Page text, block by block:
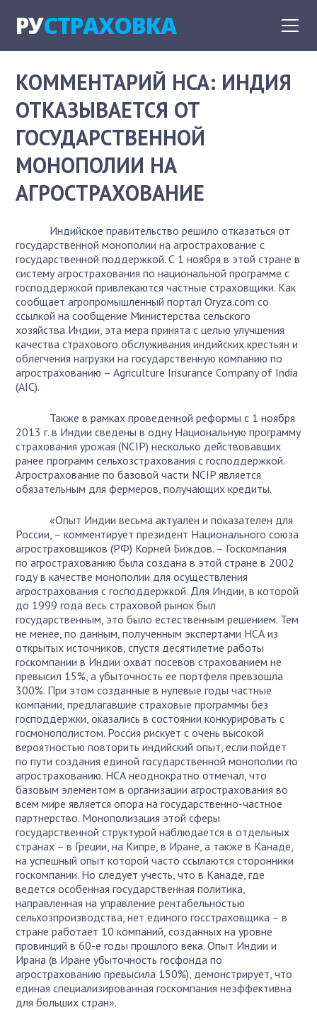
РУСТРАХОВКА
КОММЕНТАРИЙ НСА: ИНДИЯ
ОТКАЗЫВАЕТСЯ ОТ
ГОСУДАРСТВЕННОЙ
МОНОПОЛИИ НА
АГРОСТРАХОВАНИЕ
Индийское правительство решило отказаться от
государственной монополии на агрострахование с
государственной поддержкой. С 1 ноября в этой стране в
систему агрострахования по национальной программе с
господдержкой привлекаются частные страховщики. Как
сообщает агропромышленный портал Oryza.com со
ссылкой на сообщение Министерства сельского
хозяйства Индии, эта мера принята с целью улучшения
качества страхового обслуживания индийских крестьян и
облегчения нагрузки на государственную компанию по
агрострахованию – Agriculture Insurance Company of India
(AIC).
Также в рамках проведенной реформы с 1 ноября
2013 г. в Индии сведены в одну Национальную программу
страхования урожая (NCIP) несколько действовавших
ранее программ сельхозстрахования с господдержкой.
Агрострахование по базовой части NCIP является
обязательным для фермеров, получающих кредиты.
«Опыт Индии весьма актуален и показателен для
России, – комментирует президент Национального союза
агростраховщиков (РФ) Корней Биждов. – Госкомпания
по агрострахованию была создана в этой стране в 2002
году в качестве монополии для осуществления
агрострахования с господдержкой. Для Индии, в которой
до 1999 года весь страховой рынок был
государственным, это было естественным решением. Тем
не менее, по данным, полученным экспертами НСА из
открытых источников, спустя десятилетие работы
госкомпании в Индии охват посевов страхованием не
превысил 15%, а убыточность ее портфеля превзошла
300%. При этом созданные в нулевые годы частные
компании, предлагавшие страховые программы без
господдержки, оказались в состоянии конкурировать с
госмонополистом. Россия рискует с очень высокой
вероятностью повторить индийский опыт, если пойдет
по пути создания единой государственной монополии по
агрострахованию. НСА неоднократно отмечал, что
базовым элементом в организации агрострахования во
всем мире является опора на государственно-частное
партнерство. Монополизация этой сферы
государственной структурой наблюдается в отдельных
странах – в Греции, на Кипре, в Иране, а также в Канаде,
на успешный опыт которой часто ссылаются сторонники
госкомпании. Но следует учесть, что в Канаде, где
ведется особенная государственная политика,
направленная на управление рентабельностью
сельхозпроизводства, нет единого госстраховщика – в
стране работает 10 компаний, созданных на уровне
провинций в 60-е годы прошлого века. Опыт Индии и
Ирана (в Иране убыточность госфонда по
агрострахованию превысила 150%), демонстрирует, что
единая специализированная госкомпания неэффективна
для больших стран».